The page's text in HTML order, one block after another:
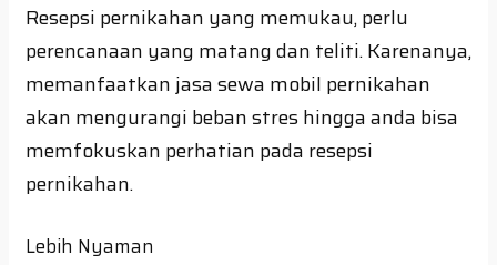
Resepsi pernikahan yang memukau, perlu
perencanaan yang matang dan teliti. Karenanya,
memanfaatkan jasa sewa mobil pernikahan
akan mengurangi beban stres hingga anda bisa
memfokuskan perhatian pada resepsi
pernikahan.
Lebih Nyaman